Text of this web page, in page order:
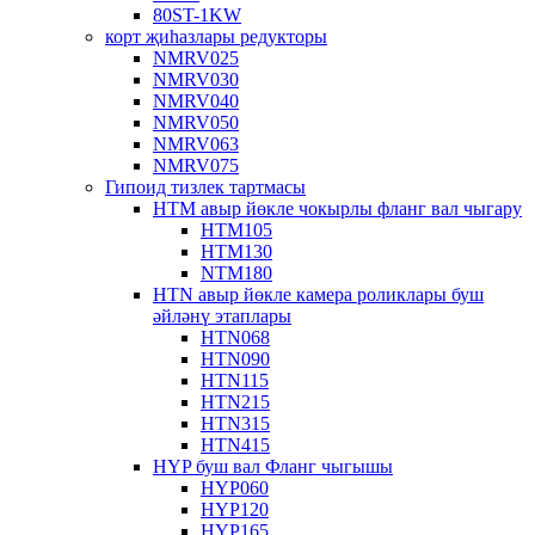
80ST-1KW
корт җиһазлары редукторы
NMRV025
NMRV030
NMRV040
NMRV050
NMRV063
NMRV075
Гипоид тизлек тартмасы
HTM авыр йөкле чокырлы фланг вал чыгару
HTM105
HTM130
NTM180
HTN авыр йөкле камера роликлары буш
әйләнү этаплары
HTN068
HTN090
HTN115
HTN215
HTN315
HTN415
HYP буш вал Фланг чыгышы
HYP060
HYP120
HYP165